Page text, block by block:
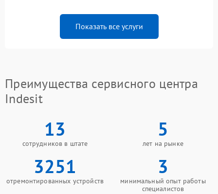
Показать все услуги
Преимущества сервисного центра
Indesit
13
сотрудников в штате
5
лет на рынке
3251
отремонтированных устройств
3
минимальный опыт работы
специалистов